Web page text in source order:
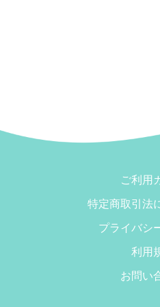
ご利用
特定商取引法
プライバシ
利用
お問い